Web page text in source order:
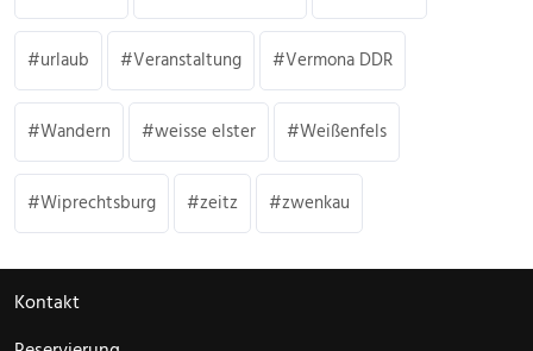
urlaub Veranstaltung Vermona DDR
Wandern weisse elster Weißenfels
Wiprechtsburg zeitz zwenkau
Kontakt